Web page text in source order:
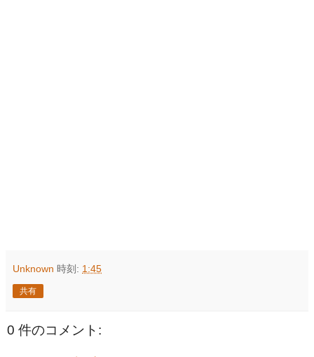
Unknown 時刻: 1:45
共有
0 件のコメント: